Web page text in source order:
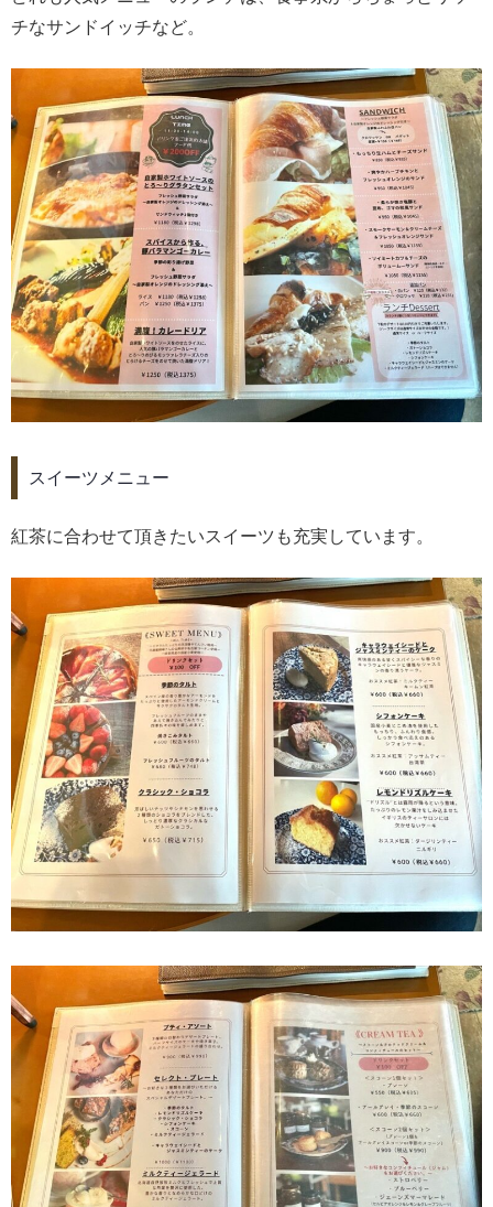
チなサンドイッチなど。
スイーツメニュー
紅茶に合わせて頂きたいスイーツも充実しています。